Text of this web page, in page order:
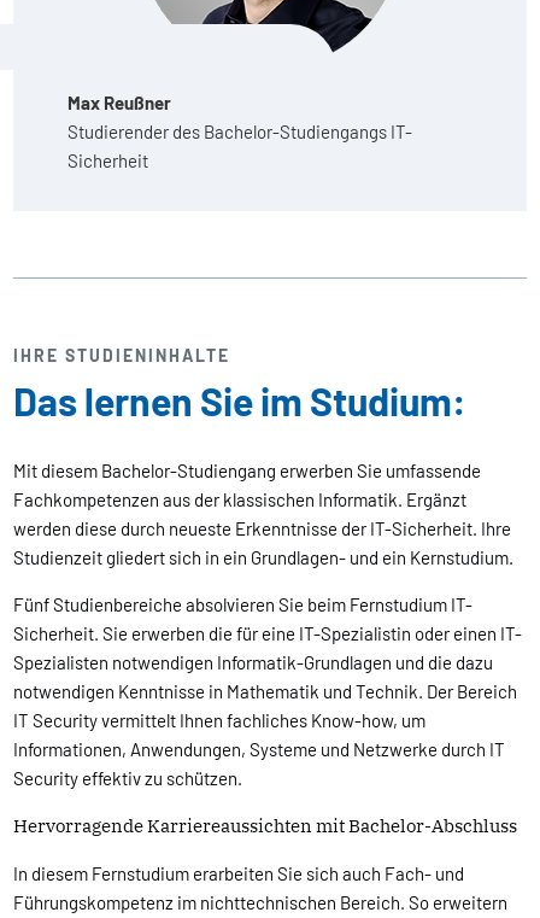
Max Reußner
Studierender des Bachelor-Studiengangs IT-
Sicherheit
IHRE STUDIENINHALTE
Das lernen Sie im Studium:
Mit diesem Bachelor-Studiengang erwerben Sie umfassende
Fachkompetenzen aus der klassischen Informatik. Ergänzt
werden diese durch neueste Erkenntnisse der IT-Sicherheit. Ihre
Studienzeit gliedert sich in ein Grundlagen- und ein Kernstudium.
Fünf Studienbereiche absolvieren Sie beim Fernstudium IT-
Sicherheit. Sie erwerben die für eine IT-Spezialistin oder einen IT-
Spezialisten notwendigen Informatik-Grundlagen und die dazu
notwendigen Kenntnisse in Mathematik und Technik. Der Bereich
IT Security vermittelt Ihnen fachliches Know-how, um
Informationen, Anwendungen, Systeme und Netzwerke durch IT
Security effektiv zu schützen.
Hervorragende Karriereaussichten mit Bachelor-Abschluss
In diesem Fernstudium erarbeiten Sie sich auch Fach- und
Führungskompetenz im nichttechnischen Bereich. So erweitern